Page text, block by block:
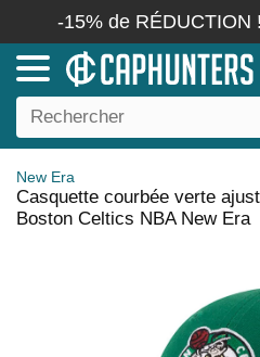
-15% de RÉDUCTION !
New Era
Casquette courbée verte
Boston Celtics NBA New Era